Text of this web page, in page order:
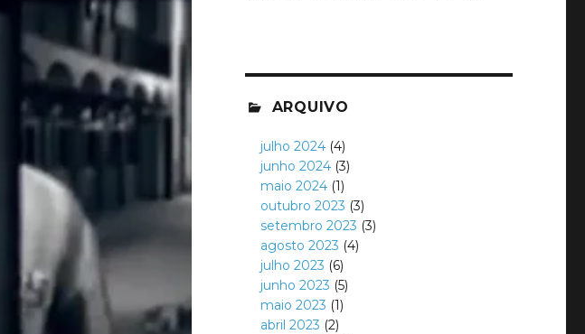
ARQUIVO
julho 2024 (4)
junho 2024 (3)
maio 2024 (1)
outubro 2023 (3)
setembro 2023 (3)
agosto 2023 (4)
julho 2023 (6)
junho 2023 (5)
maio 2023 (1)
abril 2023 (2)